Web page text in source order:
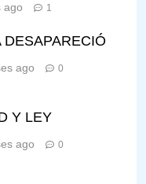
ago 1
DESAPARECIÓ
ago 0
Y LEY
ago 0